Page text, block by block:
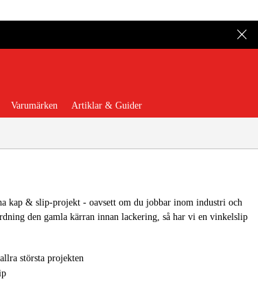
& Förbrukning
Varumärken Artiklar & Guider
kap & slip-projekt - oavsett om du jobbar inom industri och
den gamla kärran innan lackering, så har vi en vinkelslip
största projekten